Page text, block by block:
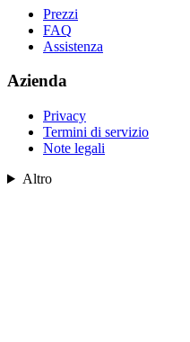
Prezzi
FAQ
Assistenza
Azienda
Privacy
Termini di servizio
Note legali
Altro